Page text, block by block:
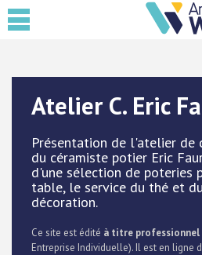
Atelier C. Eric
Présentation de l'atelier de
du céramiste potier Eric
d'une sélection de poteries
table, le service du thé et
décoration.
Ce site est édité à titre professionnel
Entreprise Individuelle). Il est en ligne